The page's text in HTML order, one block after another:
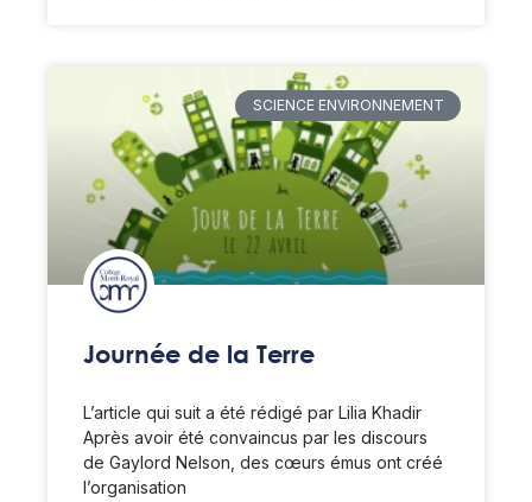
SCIENCE ENVIRONNEMENT
Journée de la Terre
L’article qui suit a été rédigé par Lilia Khadir
Après avoir été convaincus par les discours
de Gaylord Nelson, des cœurs émus ont créé
l’organisation